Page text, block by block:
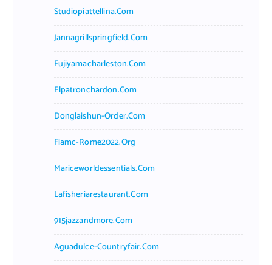
Studiopiattellina.com
Jannagrillspringfield.com
Fujiyamacharleston.com
Elpatronchardon.com
Donglaishun-Order.com
Fiamc-Rome2022.org
Mariceworldessentials.com
Lafisheriarestaurant.com
915jazzandmore.com
Aguadulce-Countryfair.com